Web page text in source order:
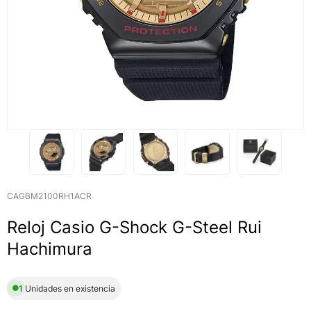
CAGBM2100RH1ACR
Reloj Casio G-Shock G-Steel Rui
Hachimura
1 Unidades en existencia